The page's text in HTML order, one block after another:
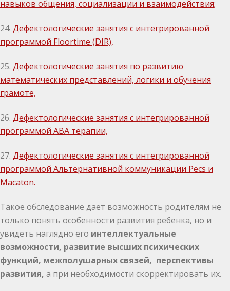
навыков общения, социализации и взаимодействия;
24. Дефектологические занятия с интегрированной
программой Floortime (DIR),
25. Дефектологические занятия по развитию
математических представлений, логики и обучения
грамоте,
26. Дефектологические занятия с интегрированной
программой АВА терапии,
27. Дефектологические занятия с интегрированной
программой Альтернативной коммуникации Pecs и
Macaton.
Такое обследование дает возможность родителям не
только понять особенности развития ребенка, но и
увидеть наглядно его интеллектуальные
возможности, развитие высших психических
функций, межполушарных связей, перспективы
развития, а при необходимости скорректировать их.